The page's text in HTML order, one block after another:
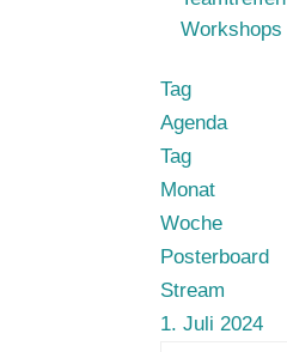
Workshops
Tag
Agenda
Tag
Monat
Woche
Posterboard
Stream
1. Juli 2024
00:00
01:00
02:00